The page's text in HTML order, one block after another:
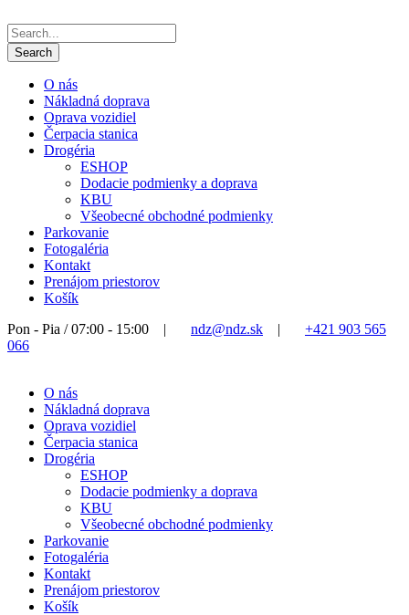
O nás
Nákladná doprava
Oprava vozidiel
Čerpacia stanica
Drogéria
ESHOP
Dodacie podmienky a doprava
KBU
Všeobecné obchodné podmienky
Parkovanie
Fotogaléria
Kontakt
Prenájom priestorov
Košík
Pon - Pia / 07:00 - 15:00
| ndz@ndz.sk |
+421 903 565
066
O nás
Nákladná doprava
Oprava vozidiel
Čerpacia stanica
Drogéria
ESHOP
Dodacie podmienky a doprava
KBU
Všeobecné obchodné podmienky
Parkovanie
Fotogaléria
Kontakt
Prenájom priestorov
Košík